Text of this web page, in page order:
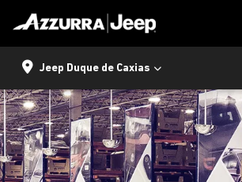
Jeep Duque de Caxias